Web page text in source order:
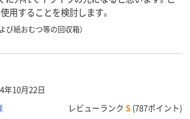
用することを検討します。
び紙おむつ等の回収箱）
年10月22日
レビューランク S (787ポイント)